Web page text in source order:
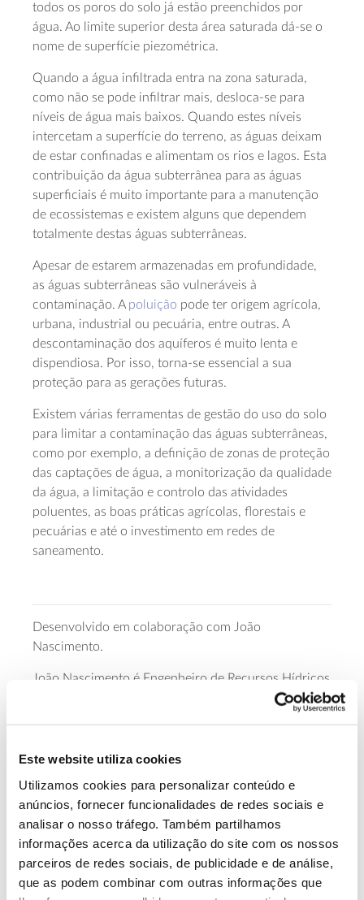
Este website utiliza cookies
Utilizamos cookies para personalizar conteúdo e
anúncios, fornecer funcionalidades de redes sociais e
analisar o nosso tráfego. Também partilhamos
informações acerca da utilização do site com os nossos
parceiros de redes sociais, de publicidade e de análise,
que as podem combinar com outras informações que
todos os poros do solo já estão preenchidos por
água. Ao limite superior desta área saturada dá-se o
nome de superfície piezométrica.
Quando a água infiltrada entra na zona saturada,
como não se pode infiltrar mais, desloca-se para
níveis de água mais baixos. Quando estes níveis
intercetam a superfície do terreno, as águas deixam
de estar confinadas e alimentam os rios e lagos. Esta
contribuição da água subterrânea para as águas
superficiais é muito importante para a manutenção
de ecossistemas e existem alguns que dependem
totalmente destas águas subterrâneas.
Apesar de estarem armazenadas em profundidade,
as águas subterrâneas são vulneráveis à
contaminação. A poluição pode ter origem agrícola,
urbana, industrial ou pecuária, entre outras. A
descontaminação dos aquíferos é muito lenta e
dispendiosa. Por isso, torna-se essencial a sua
proteção para as gerações futuras.
Existem várias ferramentas de gestão do uso do solo
para limitar a contaminação das águas subterrâneas,
como por exemplo, a definição de zonas de proteção
das captações de água, a monitorização da qualidade
da água, a limitação e controlo das atividades
poluentes, as boas práticas agrícolas, florestais e
pecuárias e até o investimento em redes de
saneamento.
Desenvolvido em colaboração com João
Nascimento.
João Nascimento é Engenheiro de Recursos Hídricos
pela Universidade de Évora e doutorado pelo
profissional no âmbito da hidrogeologia e estado
Superior Técnico. Como especialista em recursos
hídricos, participa em projetos de cooperação e
desenvolvimento das Nações Unidas, Banco Asiático
de Desenvolvimento, Banco Africano de
Millenium Challenge Corporation
(EUA), entre outras organizações. É autor ou coautor